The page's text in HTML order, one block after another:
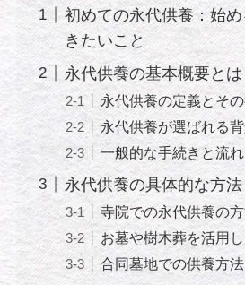
初めての永代供養：始
きたいこと
永代供養の基本概要とは
永代供養の定義とそ
永代供養が選ばれる
一般的な手続きと流れ
永代供養の具体的な方法
寺院での永代供養の
お墓や樹木葬を活用
合同墓地での供養方法